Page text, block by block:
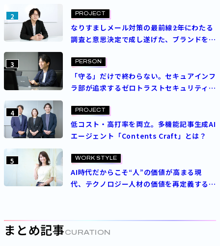
2 PROJECT
なりすましメール対策の最前線――2年にわたる
調査と意思決定で成し遂げた、ブランドを守
3 PERSON
「守る」だけで終わらない。セキュアインフ
ラ部が追求するゼロトラストセキュリティの
4 PROJECT
低コスト・高打率を両立。多機能記事生成AI
エージェント「Contents Craft」とは？
5 WORK STYLE
AI時代だからこそ“人”の価値が高まる現
代、テクノロジー人材の価値を再定義する
まとめ記事 CURATION